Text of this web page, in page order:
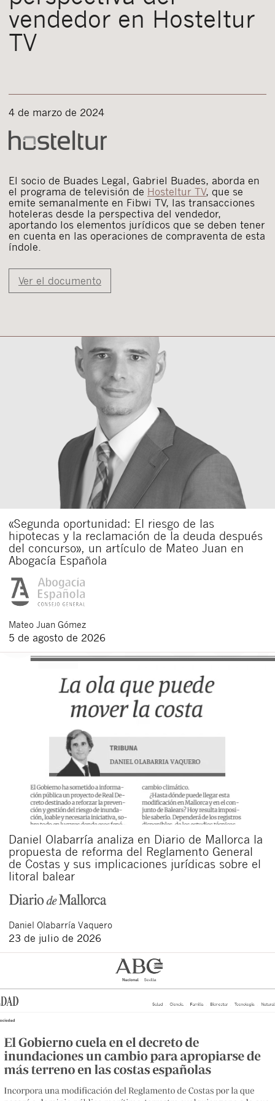
vendedor en Hosteltur
TV
4 de marzo de 2024
El socio de Buades Legal, Gabriel Buades, aborda en
el programa de televisión de Hosteltur TV, que se
emite semanalmente en Fibwi TV, las transacciones
hoteleras desde la perspectiva del vendedor,
aportando los elementos jurídicos que se deben tener
en cuenta en las operaciones de compraventa de esta
índole.
Ver el documento
«Segunda oportunidad: El riesgo de las
hipotecas y la reclamación de la deuda después
del concurso», un artículo de Mateo Juan en
Abogacía Española
Mateo Juan Gómez
5 de agosto de 2026
Daniel Olabarría analiza en Diario de Mallorca la
propuesta de reforma del Reglamento General
de Costas y sus implicaciones jurídicas sobre el
litoral balear
Daniel Olabarría Vaquero
23 de julio de 2026